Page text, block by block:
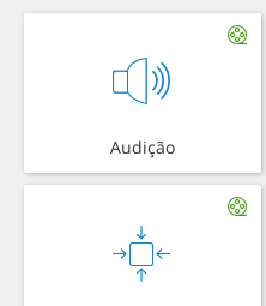
Audição